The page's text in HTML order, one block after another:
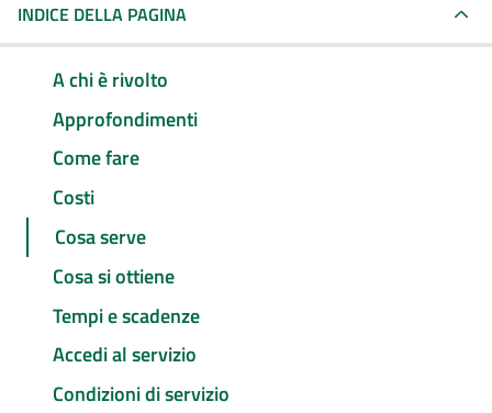
INDICE DELLA PAGINA
A chi è rivolto
Approfondimenti
Come fare
Costi
Cosa serve
Cosa si ottiene
Tempi e scadenze
Accedi al servizio
Condizioni di servizio